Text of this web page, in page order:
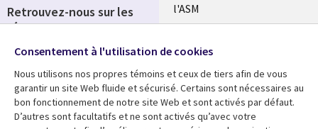
l'ASM
Fusions
Ressources Support
Retrouvez-nous sur les
réseaux
Social
Media
FRANCE
Consentement à l'utilisation de cookies
Nous utilisons nos propres témoins et ceux de tiers afin de vous
garantir un site Web fluide et sécurisé. Certains sont nécessaires au
bon fonctionnement de notre site Web et sont activés par défaut.
D’autres sont facultatifs et ne sont activés qu’avec votre